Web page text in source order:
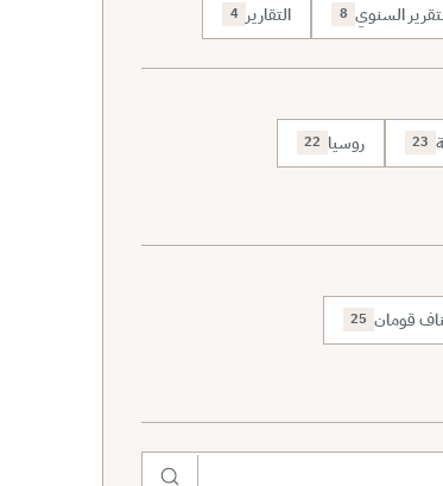
السنوي 8 التقارير 4
23 روسيا 22
قومان 25